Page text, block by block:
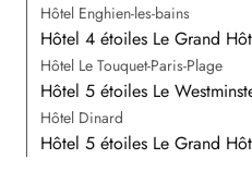
Hôtel Enghien-les-bains
Hôtel 4 étoiles Le Grand
Hôtel Le Touquet-Paris-Plage
Hôtel 5 étoiles Le
Hôtel Dinard
Hôtel 5 étoiles Le Grand